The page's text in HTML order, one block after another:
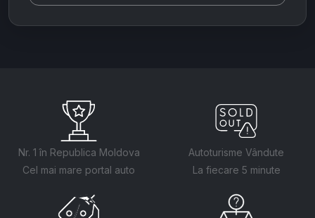
Nr. 1 în Republica Moldova
Cel mai mare portal auto
Autoturisme Vândute
La fiecare 5 minute